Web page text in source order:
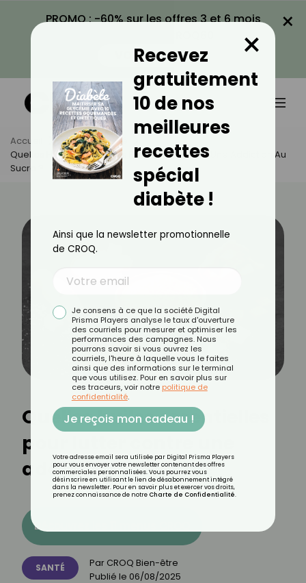
PROMO : -60% sur les offres 3 et 6 mois
VOIR LA PROMO
×
Accueil Actus
Santé
Quelles Huiles Essentielles Pour Lutter Contre Une Addiction Au
Sucre ?
Quelles huiles essentielles
pour lutter contre une
addiction au sucre ?
Découvrez les 11 menus CROQ
SANTÉ Par CROQ Bien-être
Publié le 06/08/2025
Recevez
gratuitement
10 de nos
meilleures
recettes
spécial
diabète !
×
Ainsi que la newsletter promotionnelle
de CROQ.
Je consens à ce que la société Digital
Prisma Players analyse le taux d'ouverture
des courriels pour mesurer et optimiser les
performances des campagnes. Nous
pourrons savoir si vous ouvrez les
courriels, l'heure à laquelle vous le faites
ainsi que des informations sur le terminal
que vous utilisez. Pour en savoir plus sur
ces traceurs, voir notre politique de
confidentialité.
Je reçois mon cadeau !
Votre adresse email sera utilisée par Digital Prisma Players
pour vous envoyer votre newsletter contenant des offres
commerciales personnalisées. Vous pourrez vous
désinscrire en utilisant le lien de désabonnement intégré
dans la newsletter. Pour en savoir plus et exercer vos droits,
prenez connaissance de notre Charte de Confidentialité.